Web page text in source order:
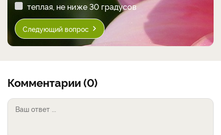
теплая, не ниже 30 градусов
Следующий вопрос
Комментарии (0)